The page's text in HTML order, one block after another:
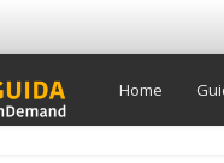
Super
Home